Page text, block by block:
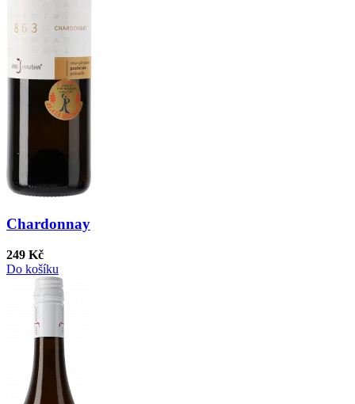
Chardonnay
249 Kč
Do košíku